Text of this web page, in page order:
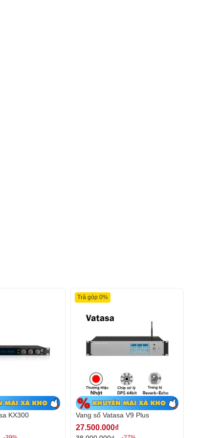
KX300 Vang số Vatasa V9 Plus
Trả góp 0%
27.500.000₫